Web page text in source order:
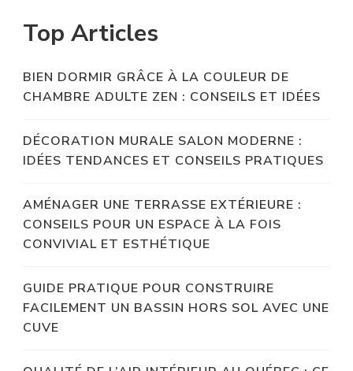
Top Articles
BIEN DORMIR GRÂCE À LA COULEUR DE
CHAMBRE ADULTE ZEN : CONSEILS ET IDÉES
DÉCORATION MURALE SALON MODERNE :
IDÉES TENDANCES ET CONSEILS PRATIQUES
AMÉNAGER UNE TERRASSE EXTÉRIEURE :
CONSEILS POUR UN ESPACE À LA FOIS
CONVIVIAL ET ESTHÉTIQUE
GUIDE PRATIQUE POUR CONSTRUIRE
FACILEMENT UN BASSIN HORS SOL AVEC UNE
CUVE